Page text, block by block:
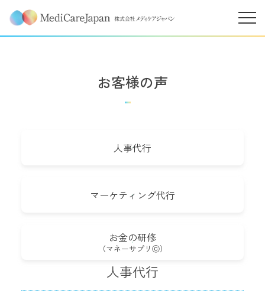
お客様の声
人事代行
マーケティング代行
お金の研修
（マネーサプリⓒ）
人事代行